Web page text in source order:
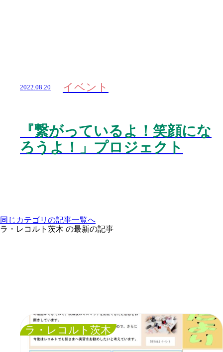
2022.08.20 イベント
『繋がっているよ！笑顔にな
ろうよ！」プロジェクト
同じカテゴリの記事⼀覧へ
ラ・レコルト茨木 の最新の記事
ラ・レコルト茨木